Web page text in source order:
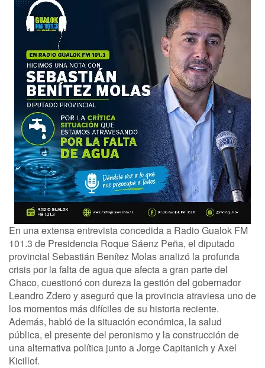
En una extensa entrevista concedida a Radio Gualok FM
101.3 de Presidencia Roque Sáenz Peña, el diputado
provincial Sebastián Benítez Molas analizó la profunda
crisis por la falta de agua que afecta a gran parte del
Chaco, cuestionó con dureza la gestión del gobernador
Leandro Zdero y aseguró que la provincia atraviesa uno de
los momentos más difíciles de su historia reciente.
Además, habló de la situación económica, la salud
pública, el presente del peronismo y la construcción de
una alternativa política junto a Jorge Capitanich y Axel
Kicillof.